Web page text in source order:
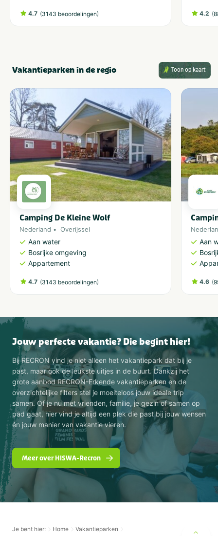
4.7 (3143 beoordelingen) 4.2 (
Vakantieparken in de regio Toon op kaart
Camping De Kleine Wolf
Nederland Overijssel
Aan water
Bosrijke omgeving
Appartement
4.7 (3143 beoordelingen)
Aan
4.6 (
Jouw perfecte vakantie? Die begint hier!
Bij RECRON vind je niet alleen het vakantiepark dat bij je
past, maar ook de leukste uitjes in de buurt. Dankzij het
grote aanbod RECRON-Erkende vakantieparken en de
overzichtelijke filters stel je moeiteloos jouw ideale trip
samen. Of je nu met vrienden, familie, je gezin of samen op
pad gaat, hier vind je altijd een plek die past bij jouw wensen
én jouw manier van vakantie vieren.
Meer over HISWA-Recron
Je bent hier: Home
Vakantieparken